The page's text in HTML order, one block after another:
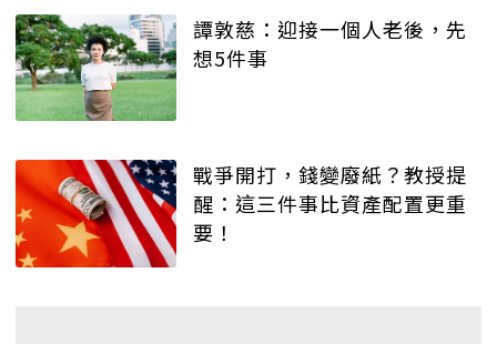
譚敦慈：迎接一個人老後，先
想5件事
戰爭開打，錢變廢紙？教授提
醒：這三件事比資產配置更重
要！